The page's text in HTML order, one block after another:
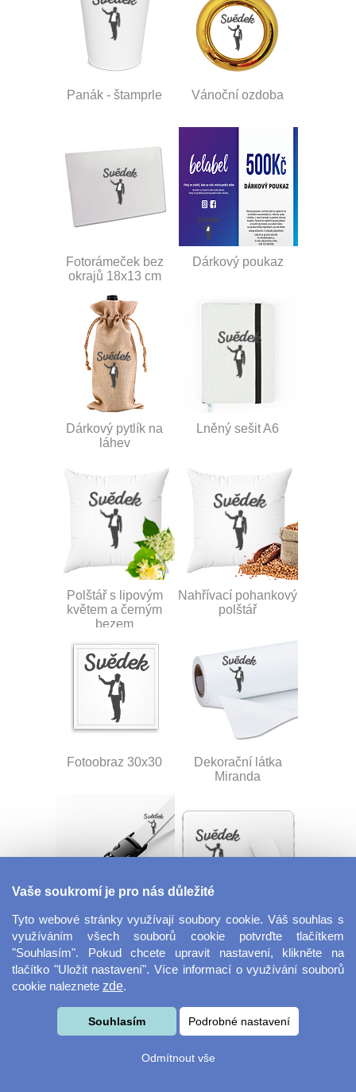
Panák - štamprle Vánoční ozdoba
Fotorámeček bez
okrajů 18x13 cm
Dárkový poukaz
Dárkový pytlík na
láhev
Lněný sešit A6
Polštář s lipovým
květem a černým
bezem
Nahřívací pohankový
polštář
Fotoobraz 30x30
Dekorační látka
Miranda
Šňůrka na klíče s
přezkou
Velká herní podložka
pod myš
Vaše soukromí je pro nás důležité
Tyto webové stránky využívají soubory cookie. Váš souhlas s
využíváním všech souborů cookie potvrďte tlačítkem
"Souhlasím". Pokud chcete upravit nastavení, klikněte na
tlačítko "Uložit nastavení". Více informací o využívání souborů
cookie naleznete zde.
Souhlasím Podrobné nastavení
Odmítnout vše